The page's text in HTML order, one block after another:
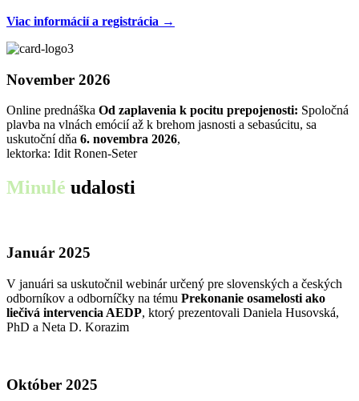
Viac informácií a registrácia →
November 2026
Online prednáška Od zaplavenia k pocitu prepojenosti: Spoločná
plavba na vlnách emócií až k brehom jasnosti a sebasúcitu, sa
uskutoční dňa 6. novembra 2026,
lektorka: Idit Ronen-Seter
Minulé udalosti
Január 2025
V januári sa uskutočnil webinár určený pre slovenských a českých
odborníkov a odborníčky na tému Prekonanie osamelosti ako
liečivá intervencia AEDP, ktorý prezentovali Daniela Husovská,
PhD a Neta D. Korazim
Október 2025